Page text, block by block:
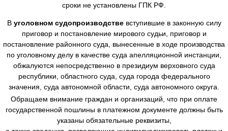
сроки не установлены ГПК РФ.
В уголовном судопроизводствевступившие в законную силу
приговор и постановление мирового судьи, приговор и
постановление районного суда, вынесенные в ходе производства
по уголовному делу в качестве суда апелляционной инстанции,
обжалуются непосредственно в президиум верховного суда
республики, областного суда, суда города федерального
значения, суда автономной области, суда автономного округа.
Обращаем внимание граждан и организаций, что при оплате
государственной пошлины в платежном документе должны быть
указаны обязательные реквизиты,